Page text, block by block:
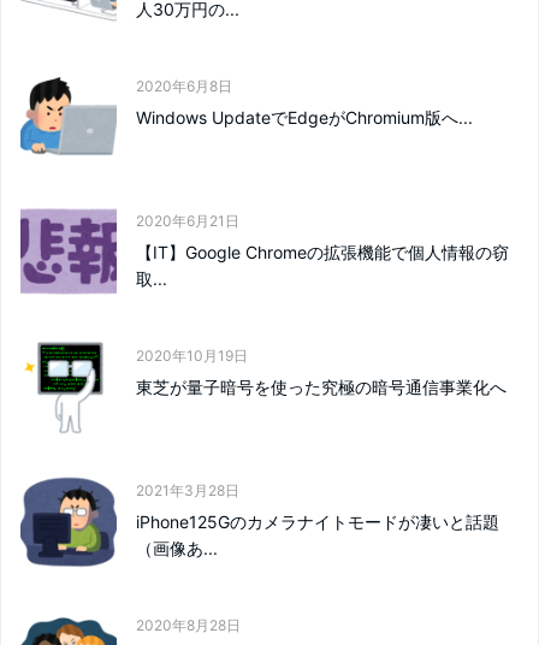
人30万円の...
2020年6月8日
Windows UpdateでEdgeがChromium版へ...
2020年6月21日
【IT】Google Chromeの拡張機能で個人情報の窃
取...
2020年10月19日
東芝が量子暗号を使った究極の暗号通信事業化へ
2021年3月28日
iPhone125Gのカメラナイトモードが凄いと話題
（画像あ...
2020年8月28日